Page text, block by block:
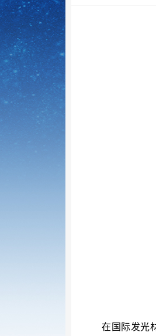
在国际发光